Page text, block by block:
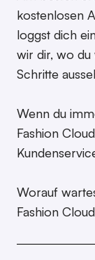
kostenlosen
loggst dich
wir dir, wo du
Schritte
Wenn du
Fashion
Worauf
Fashion